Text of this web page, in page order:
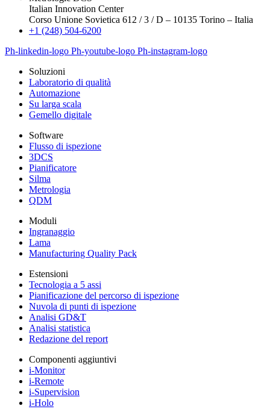
Italian Innovation Center
Corso Unione Sovietica 612 / 3 / D – 10135 Torino – Italia
+1 (248) 504-6200
Ph-linkedin-logo Ph-youtube-logo Ph-instagram-logo
Soluzioni
Laboratorio di qualità
Automazione
Su larga scala
Gemello digitale
Software
Flusso di ispezione
3DCS
Pianificatore
Silma
Metrologia
QDM
Moduli
Ingranaggio
Lama
Manufacturing Quality Pack
Estensioni
Tecnologia a 5 assi
Pianificazione del percorso di ispezione
Nuvola di punti di ispezione
Analisi GD&T
Analisi statistica
Redazione del report
Componenti aggiuntivi
i-Monitor
i-Remote
i-Supervision
i-Holo